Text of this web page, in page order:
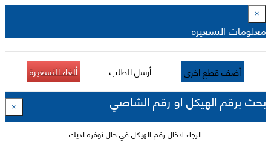
×
معلومات التسعيرة
أضف قطع اخرى أرسل الطلب ألغاء التسعيرة
بحث برقم الهيكل او رقم الشاصي ×
الرجاء ادخال رقم الهيكل في حال توفره لديك